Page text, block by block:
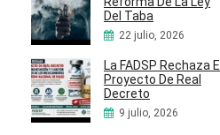
Del Taba
22 julio, 2026
La FADSP Rechaza El
Proyecto De Real
Decreto
9 julio, 2026